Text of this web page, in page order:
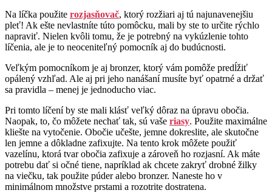
Na líčka použite rozjasňovač, ktorý rozžiari aj tú najunavenejšiu
pleť! Ak ešte nevlastníte túto pomôcku, mali by ste to určite rýchlo
napraviť. Nielen kvôli tomu, že je potrebný na vykúzlenie tohto
líčenia, ale je to neoceniteľný pomocník aj do budúcnosti.
Veľkým pomocníkom je aj bronzer, ktorý vám pomôže predĺžiť
opálený vzhľad. Ale aj pri jeho nanášaní musíte byť opatrné a držať
sa pravidla – menej je jednoducho viac.
Pri tomto líčení by ste mali klásť veľký dôraz na úpravu obočia.
Naopak, to, čo môžete nechať tak, sú vaše riasy. Použite maximálne
kliešte na vytočenie. Obočie učešte, jemne dokreslite, ale skutočne
len jemne a dôkladne zafixujte. Na tento krok môžete použiť
vazelínu, ktorá tvar obočia zafixuje a zároveň ho rozjasní. Ak máte
potrebu dať si očné tiene, napríklad ak chcete zakryť drobné žilky
na viečku, tak použite púder alebo bronzer. Naneste ho v
minimálnom množstve prstami a rozotrite dostratena.